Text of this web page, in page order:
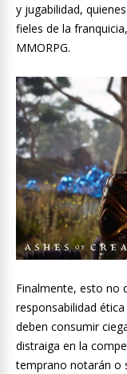
y jugabilidad,
fieles de la
MMORPG.
Finalmente, esto no
responsabilidad
deben consumir
distraiga en la
temprano notarán o